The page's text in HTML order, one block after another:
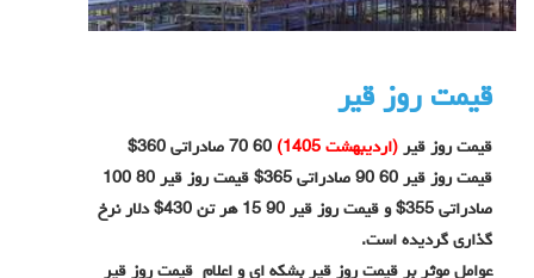
قیمت روز قیر
قیمت روز قیر (اردیبهشت 1405)
60 70 صادراتی 360$
قیمت روز قیر 60 90 صادراتی 365$ قیمت روز قیر 80 100
صادراتی 355$ و قیمت روز قیر 90 15 هر تن 430$ دلار نرخ
گذاری گردیده است.
عوامل موثر بر قیمت روز قیر بشکه ای و اعلام قیمت روز قیر